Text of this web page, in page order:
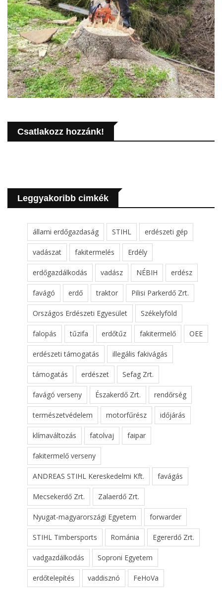
Csatlakozz hozzánk!
Leggyakoribb cimkék
állami erdőgazdaság STIHL erdészeti gép
vadászat fakitermelés Erdély
erdőgazdálkodás vadász NÉBIH erdész
favágó erdő traktor Pilisi Parkerdő Zrt.
Országos Erdészeti Egyesület Székelyföld
falopás tűzifa erdőtűz fakitermelő OEE
erdészeti támogatás illegális fakivágás
támogatás erdészet Sefag Zrt.
favágó verseny Északerdő Zrt. rendőrség
természetvédelem motorfűrész időjárás
klímaváltozás fatolvaj faipar
fakitermelő verseny
ANDREAS STIHL Kereskedelmi Kft. favágás
Mecsekerdő Zrt. Zalaerdő Zrt.
Nyugat-magyarországi Egyetem forwarder
STIHL Timbersports Románia Egererdő Zrt.
vadgazdálkodás Soproni Egyetem
erdőtelepítés vaddisznó FeHoVa